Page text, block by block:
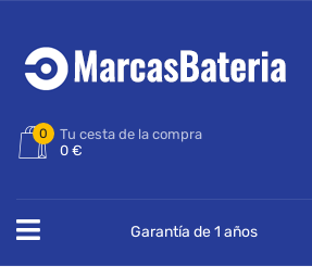
0
Tu cesta de la compra
0 €
Garantía de 1 años